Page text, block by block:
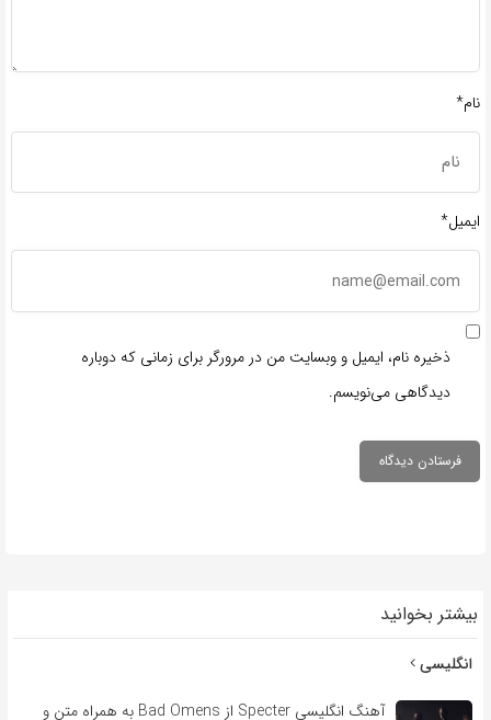
نام*
ایمیل*
ذخیره نام، ایمیل و وبسایت من در مرورگر برای زمانی که دوباره
دیدگاهی می‌نویسم.
بیشتر بخوانید
انگلیسی
آهنگ انگلیسی Specter از Bad Omens به همراه متن و